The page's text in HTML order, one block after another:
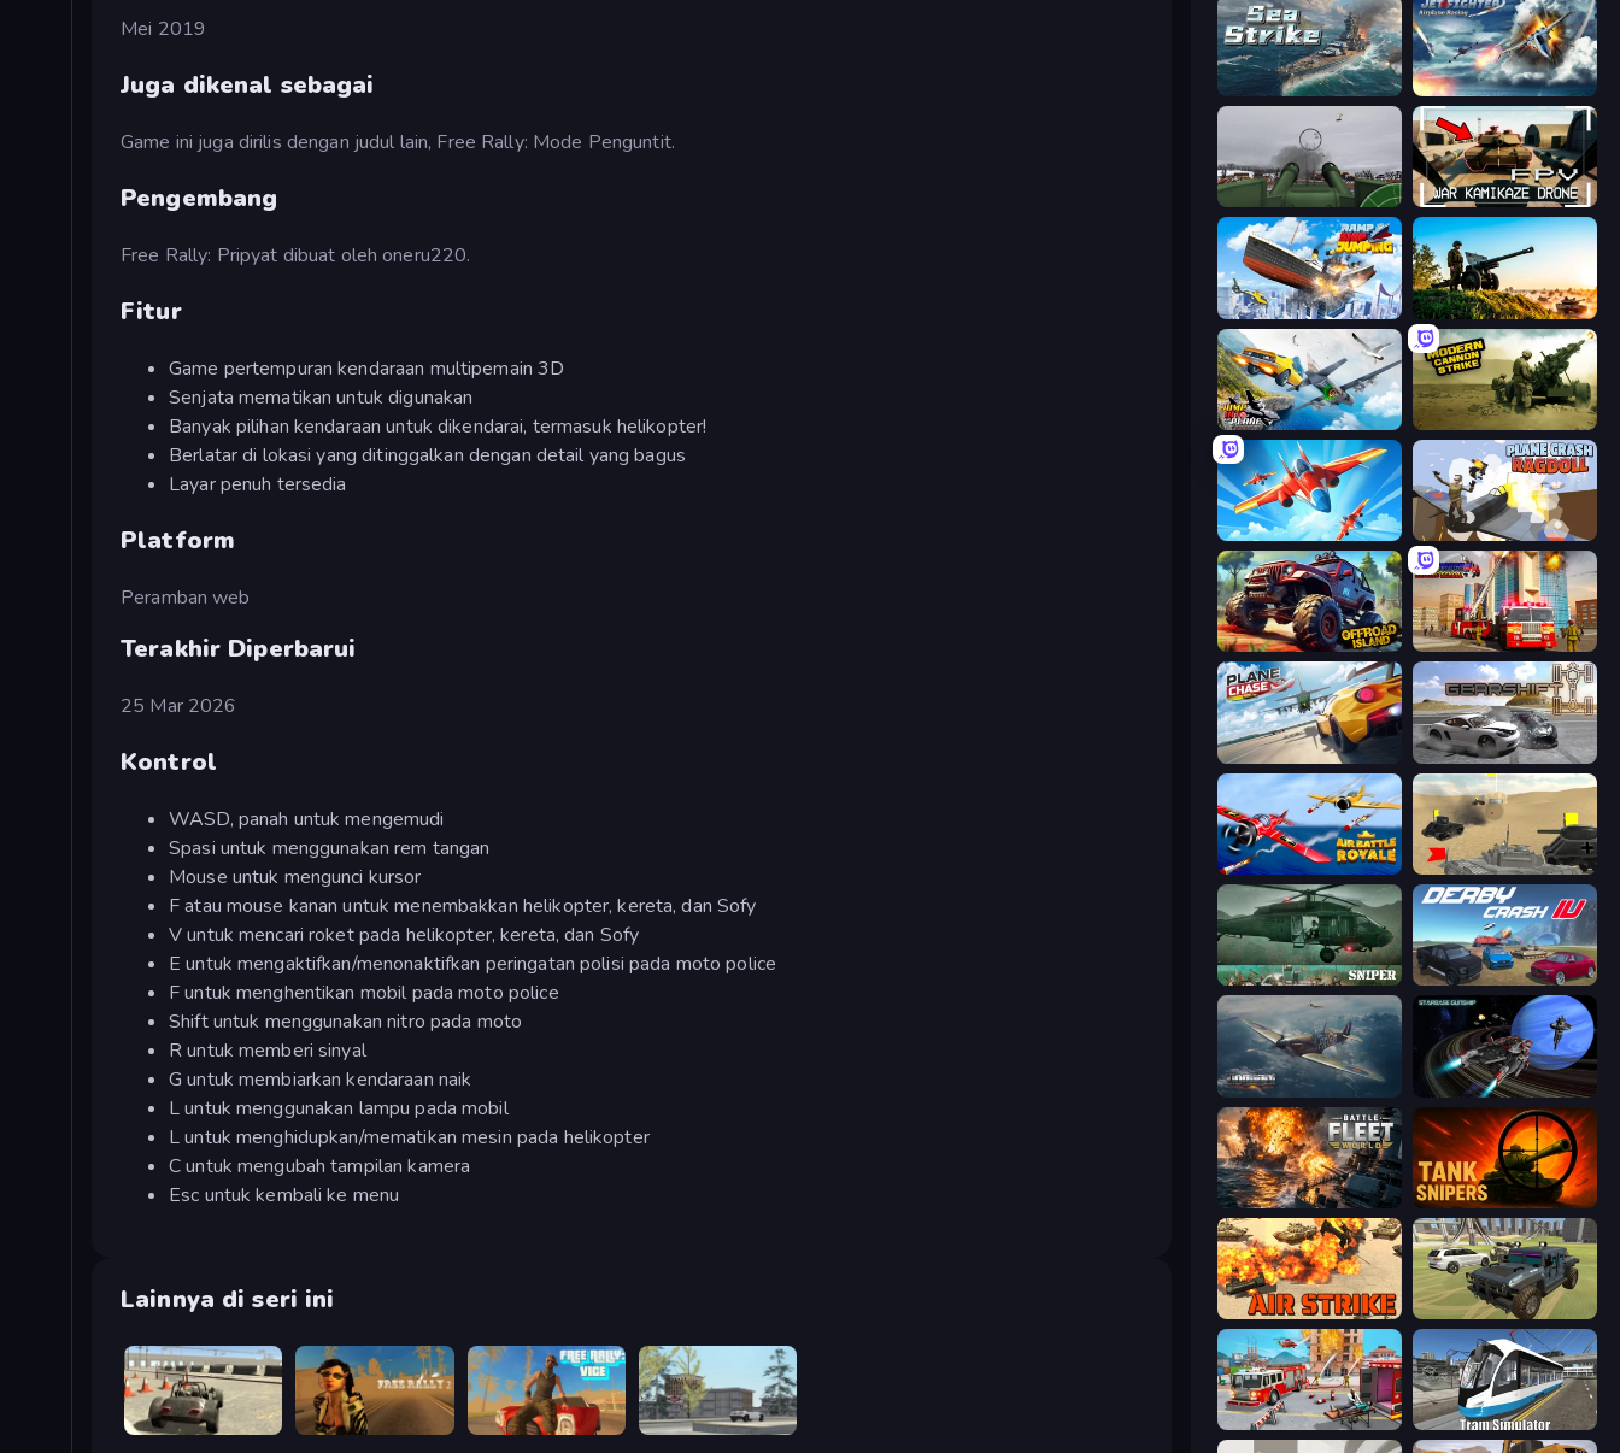
Mei 2019
Juga dikenal sebagai
Game ini juga dirilis dengan judul lain, Free Rally: Mode Penguntit.
Pengembang
Free Rally: Pripyat dibuat oleh oneru220.
Fitur
Game pertempuran kendaraan multipemain 3D
Senjata mematikan untuk digunakan
Banyak pilihan kendaraan untuk dikendarai, termasuk helikopter!
Berlatar di lokasi yang ditinggalkan dengan detail yang bagus
Layar penuh tersedia
Platform
Peramban web
Terakhir Diperbarui
25 Mar 2026
Kontrol
WASD, panah untuk mengemudi
Spasi untuk menggunakan rem tangan
Mouse untuk mengunci kursor
F atau mouse kanan untuk menembakkan helikopter, kereta, dan Sofy
V untuk mencari roket pada helikopter, kereta, dan Sofy
E untuk mengaktifkan/menonaktifkan peringatan polisi pada moto police
F untuk menghentikan mobil pada moto police
Shift untuk menggunakan nitro pada moto
R untuk memberi sinyal
G untuk membiarkan kendaraan naik
L untuk menggunakan lampu pada mobil
L untuk menghidupkan/mematikan mesin pada helikopter
C untuk mengubah tampilan kamera
Esc untuk kembali ke menu
Lainnya di seri ini
Free Rally Free Rally 2 Free Rally: Vice Free Rally: Lost Angeles
Sea Strike Jet Fighter Airplane Racing
Flakmeister FPV War Kamikaze Drone
Ship Ramp Jumping Artillery Vs Tanks
Jump Into The Plane Modern Cannon Strike
Pilot Royale: Battlegrounds Plane Crash Ragdoll Simulator
Offroad Island Fire Truck Driving School
Plane Chase Gearshift One
Air Battle Royale: Sky Blitz Tanks Battlefield: Desert
SNIPER Derby Crash 4
Dogfight Starbase Gunship
Battle Fleet World Tank Snipers
Air Strike 4x4 Offroader
Fireman 2024 Tram Simulator